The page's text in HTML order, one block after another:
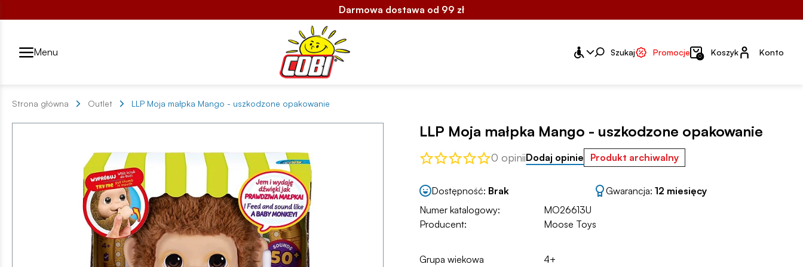
Darmowa dostawa od 99 zł
Przełącznik segmentów2
Menu Szukaj Promocje 0 KoszykKonto
Konto
Strona główna Outlet LLP Moja małpka Mango - uszkodzone opakowanie
LLP Moja małpka Mango - uszkodzone opakowanie
0 opiniiDodaj opinie Produkt archiwalny
Dostępność: Brak Gwarancja: 12 miesięcy
Numer katalogowy:
MO26613U
Producent:
Moose Toys
Grupa wiekowa 4+